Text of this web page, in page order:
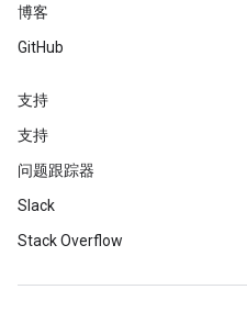
博客
GitHub
支持
支持
问题跟踪器
Slack
Stack Overflow